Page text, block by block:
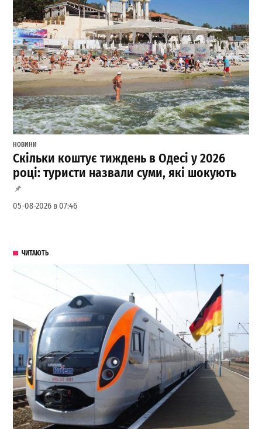
НОВИНИ
Скільки коштує тиждень в Одесі у 2026
році: туристи назвали суми, які шокують
05-08-2026 в 07:46
ЧИТАЮТЬ